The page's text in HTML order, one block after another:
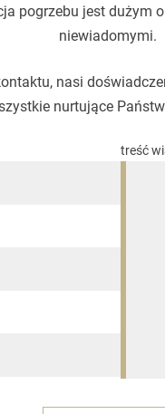
pogrzebu jest dużym
niewiadomymi.
nasi
nurtujące
treść